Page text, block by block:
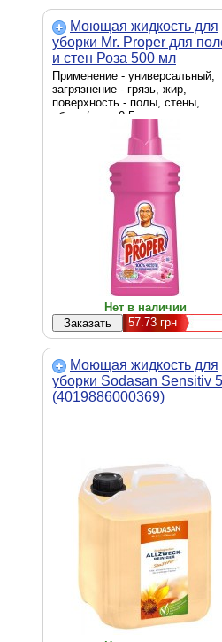
Моющая жидкость для
уборки Mr. Proper для
и стен Роза 500 мл
(5413149599529)
Применение - универсальный,
загрязнение - грязь, жир,
поверхность - полы, стены,
объем/вес - 0.5 л
Нет в наличии
57.73 грн
Моющая жидкость для
уборки Sodasan Sensitiv
(4019886000369)